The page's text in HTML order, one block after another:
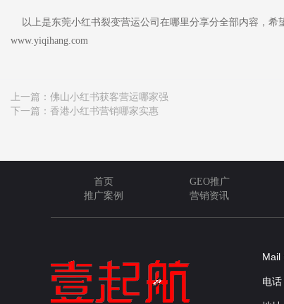
以上是东莞小红书裂变营运公司在哪里分享分全部内容，希
www.yiqihang.com
上一篇： 佛山小红书获客营运哪家强
下一篇： 香港小红书营销哪家实惠
首页 GEO推广
推广案例
营销资讯
Mail
电话